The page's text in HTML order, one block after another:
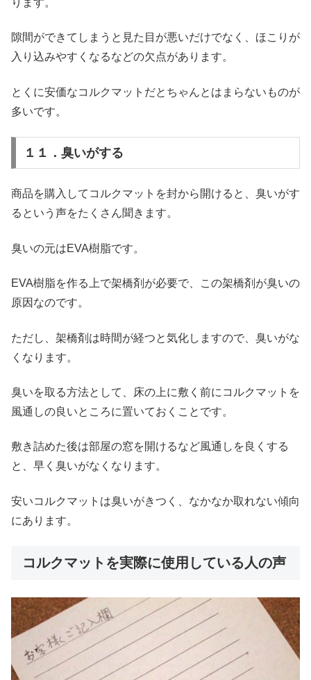
ります。
隙間ができてしまうと見た目が悪いだけでなく、ほこりが
入り込みやすくなるなどの欠点があります。
とくに安価なコルクマットだとちゃんとはまらないものが
多いです。
１１．臭いがする
商品を購入してコルクマットを封から開けると、臭いがす
るという声をたくさん聞きます。
臭いの元はEVA樹脂です。
EVA樹脂を作る上で架橋剤が必要で、この架橋剤が臭いの
原因なのです。
ただし、架橋剤は時間が経つと気化しますので、臭いがな
くなります。
臭いを取る方法として、床の上に敷く前にコルクマットを
風通しの良いところに置いておくことです。
敷き詰めた後は部屋の窓を開けるなど風通しを良くする
と、早く臭いがなくなります。
安いコルクマットは臭いがきつく、なかなか取れない傾向
にあります。
コルクマットを実際に使用している人の声